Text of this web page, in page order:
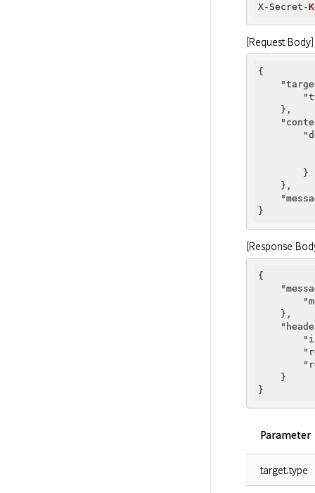
X-Secret-
[Request Body]
{
    },
        }
    },
[Response
{
    },
    }
Parameter
target.type